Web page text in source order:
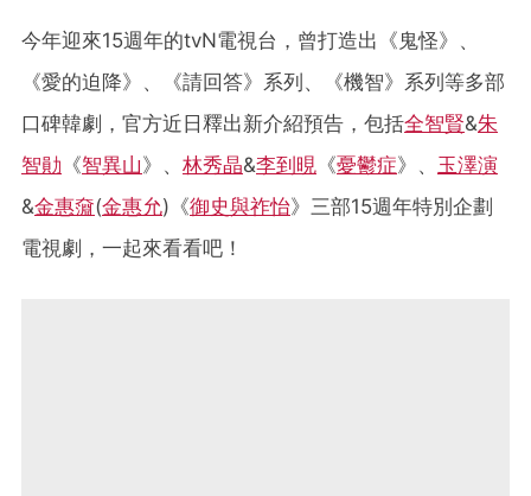
今年迎來15週年的tvN電視台，曾打造出《鬼怪》、
《愛的迫降》、《請回答》系列、《機智》系列等多部
口碑韓劇，官方近日釋出新介紹預告，包括全智賢&朱
智勛 《智異山》、 林秀晶&李到晛 《憂鬱症》、 玉澤演
&金惠奫(金惠允)《御史與祚怡》三部15週年特別企劃
電視劇，一起來看看吧！